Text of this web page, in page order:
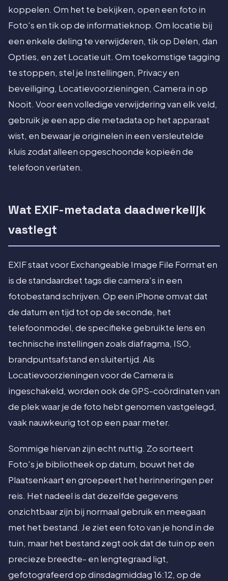
koppelen. Om het te bekijken, open een foto in
Foto's en tik op de informatieknop. Om locatie bij
een enkele deling te verwijderen, tik op Delen, dan
Opties, en zet Locatie uit. Om toekomstige tagging
te stoppen, stel je Instellingen, Privacy en
beveiliging, Locatievoorzieningen, Camera in op
Nooit. Voor een volledige verwijdering van elk veld,
gebruik je een app die metadata op het apparaat
wist, en bewaar je originelen in een versleutelde
kluis zodat alleen opgeschoonde kopieën de
telefoon verlaten.
Wat EXIF-metadata daadwerkelijk
vastlegt
EXIF staat voor Exchangeable Image File Format en
is de standaardset tags die camera's in een
fotobestand schrijven. Op een iPhone omvat dat
de datum en tijd tot op de seconde, het
telefoonmodel, de specifieke gebruikte lens en
technische instellingen zoals diafragma, ISO,
brandpuntsafstand en sluitertijd. Als
Locatievoorzieningen voor de Camera is
ingeschakeld, worden ook de GPS-coördinaten van
de plek waar je de foto hebt genomen vastgelegd,
vaak nauwkeurig tot op een paar meter.
Sommige hiervan zijn echt nuttig. Zo sorteert
Foto's je bibliotheek op datum, bouwt het de
Plaatsenkaart en groepeert het herinneringen per
reis. Het nadeel is dat dezelfde gegevens
onzichtbaar zijn bij normaal gebruik en meegaan
met het bestand. Je ziet een foto van je hond in de
tuin, maar het bestand zegt ook dat de tuin op een
precieze breedte- en lengtegraad ligt,
gefotografeerd op dinsdagmiddag 16:12, op de